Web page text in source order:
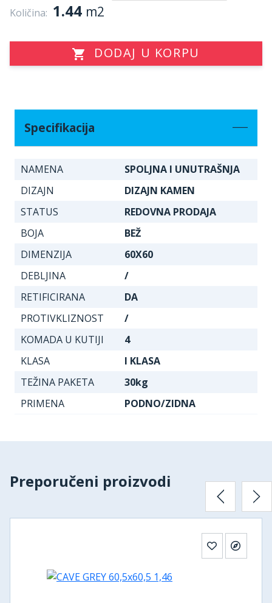
Količina: 1.44 m2
DODAJ U KORPU
Specifikacija
NAMENA
SPOLJNA I UNUTRAŠNJA
DIZAJN
DIZAJN KAMEN
STATUS
REDOVNA PRODAJA
BOJA
BEŽ
DIMENZIJA
60X60
DEBLJINA
/
RETIFICIRANA
DA
PROTIVKLIZNOST
/
KOMADA U KUTIJI
4
KLASA
I KLASA
TEŽINA PAKETA
30kg
PRIMENA
PODNO/ZIDNA
Preporučeni proizvodi